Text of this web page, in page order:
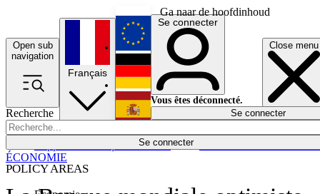
Ga naar de hoofdinhoud
Open sub
navigation
Close menu
Recherche
Se connecter
POLICY AREAS
Économie
Français
English
Deutsch
Español
Se connecter
Vous êtes déconnecté.
Se connecter
ÉCONOMIE